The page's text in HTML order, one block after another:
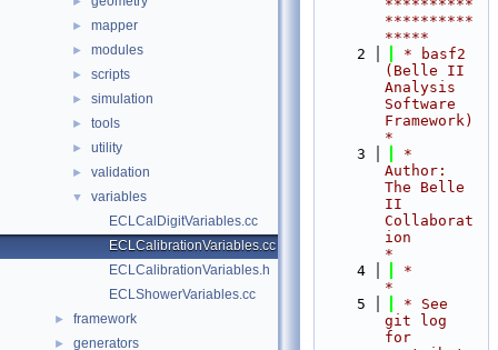
► mapper
► modules
► scripts
► simulation
► tools
► utility
► validation
▼
variables
ECLCalDigitVariables.cc
ECLCalibrationVariables.cc
ECLCalibrationVariables.h
ECLShowerVariables.cc
► framework
► generators
**********
**********
*****
    2
* basf2
(Belle II
Analysis
Software
Framework)
*
    3
*
Author:
The Belle
II
Collaborat
ion
*
    4
*
*
    5
* See
git log
for